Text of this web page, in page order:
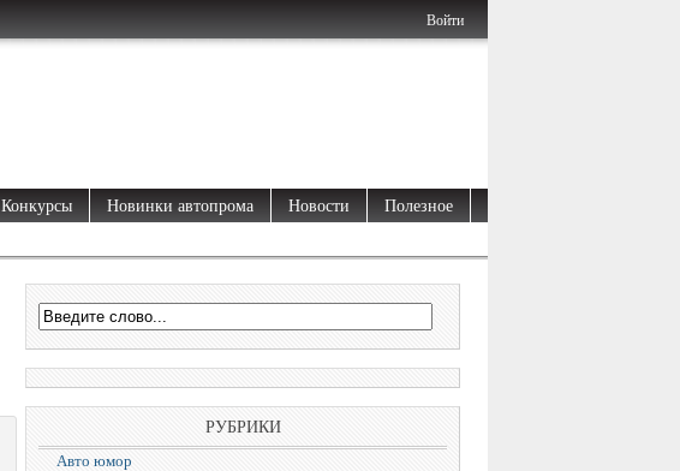
Войти
Конкурсы Новинки автопрома Новости Полезное
РУБРИКИ
Авто юмор